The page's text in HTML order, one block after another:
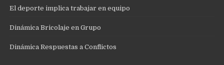
El deporte implica trabajar en equipo
Dinámica Bricolaje en Grupo
Dinámica Respuestas a Conflictos